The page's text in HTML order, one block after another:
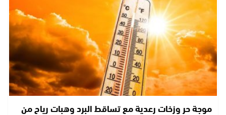
موجة حر وزخات رعدية مع تساقط البرد وهبات رياح من